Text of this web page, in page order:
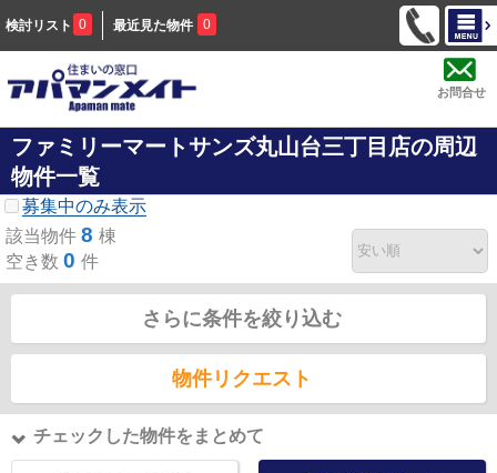
検討リスト 0 最近見た物件 0
お問合せ
ファミリーマートサンズ丸山台三丁目店の周辺
物件一覧
募集中のみ表示
該当物件 8 棟
空き数 0 件
さらに条件を絞り込む
物件リクエスト
チェックした物件をまとめて